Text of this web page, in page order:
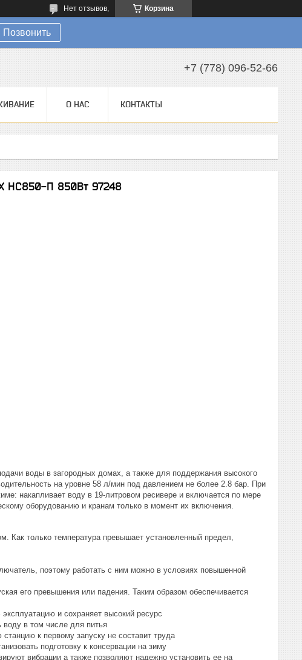
Корзина
Нет отзывов,
Позвонить
+7 (778) 096-52-66
О НАС КОНТАКТЫ
НС850-П 850Вт 97248
воды в загородных домах, а также для поддержания высокого
на уровне 58 л/мин под давлением не более 2.8 бар. При
накапливает воду в 19-литровом ресивере и включается по мере
оборудованию и кранам только в момент их включения.
Как только температура превышает установленный предел,
поэтому работать с ним можно в условиях повышенной
его превышения или падения. Таким образом обеспечивается
и сохраняет высокий ресурс
в том числе для питья
к первому запуску не составит труда
подготовку к консервации на зиму
вибрации а также позволяют надежно установить ее на